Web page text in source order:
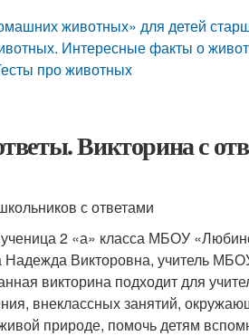
животных» для детей
Интересные факты о
про животных
Викторина с
с ответами
2 «а» класса МБОУ
Надежда Викторовна, учитель
викторина подходит для
внеклассных занятий,
природе, помочь детям